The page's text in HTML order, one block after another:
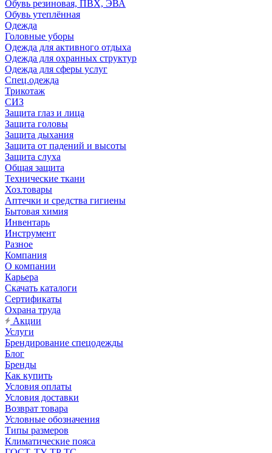
Обувь резиновая, ПВХ, ЭВА
Обувь утеплённая
Одежда
Головные уборы
Одежда для активного отдыха
Одежда для охранных структур
Одежда для сферы услуг
Спец.одежда
Трикотаж
СИЗ
Защита глаз и лица
Защита головы
Защита дыхания
Защита от падений и высоты
Защита слуха
Общая защита
Технические ткани
Хоз.товары
Аптечки и средства гигиены
Бытовая химия
Инвентарь
Инструмент
Разное
Компания
О компании
Карьера
Cкачать каталоги
Сертификаты
Охрана труда
Акции
Услуги
Брендирование спецодежды
Блог
Бренды
Как купить
Условия оплаты
Условия доставки
Возврат товара
Условные обозначения
Типы размеров
Климатические пояса